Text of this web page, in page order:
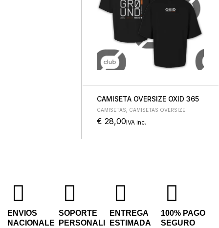
CAMISETA OVERSIZE OXID 365
CAMISETAS CAMISETAS OVERSIZE
€ 28,00IVA inc.
ENVIOS
NACIONALE
SOPORTE
PERSONALI
ENTREGA
ESTIMADA
100% PAGO
SEGURO